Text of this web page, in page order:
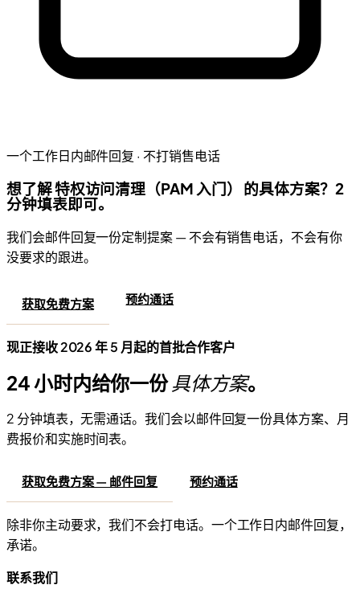
一个工作日内邮件回复 · 不打销售电话
想了解 特权访问清理（PAM 入门） 的具体方案？2
分钟填表即可。
我们会邮件回复一份定制提案 — 不会有销售电话，不会有你
没要求的跟进。
获取免费方案 预约通话
现正接收 2026 年 5 月起的首批合作客户
24 小时内给你一份具体方案。
2 分钟填表，无需通话。我们会以邮件回复一份具体方案、月
费报价和实施时间表。
获取免费方案 — 邮件回复 预约通话
除非你主动要求，我们不会打电话。一个工作日内邮件回复，
承诺。
联系我们